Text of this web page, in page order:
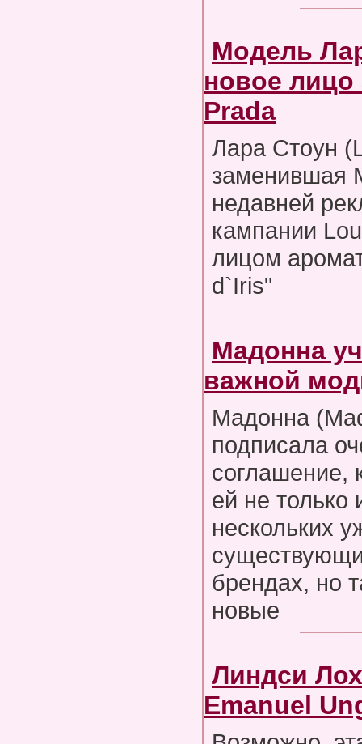
Модель
новое лицо
Prada
Лара Стоун
заменившая
недавней
кампании
лицом
d`Iris"
Мадонна
важной
Мадонна
подписала
соглашение,
ей не только
нескольких
брендах, но
новые
Линдси
Emanuel